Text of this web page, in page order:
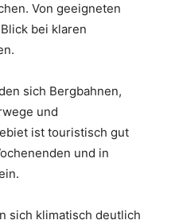
Von geeigneten
bei klaren
sich Bergbahnen,
und
ist touristisch gut
und in
sich klimatisch deutlich